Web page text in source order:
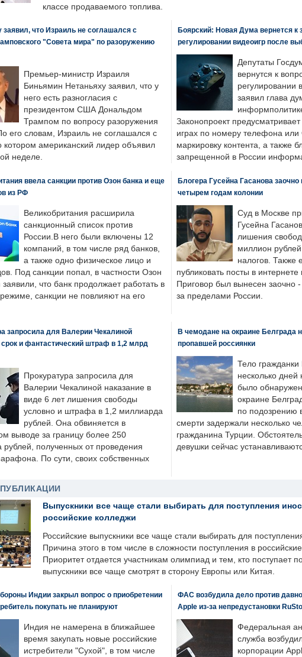
классе продаваемого топлива.
заявил, что Израиль не соглашался с
"Совета мира" по разоружению
Премьер-министр Израиля
Биньямин Нетаньяху заявил, что у
него есть разногласия с
президентом США Дональдом
Трампом по вопросу разоружения
его словам, Израиль не соглашался с
котором американский лидер объявил
неделе.
Боярский: Новая Дума вернется к
регулировании видеоигр после
Депутаты
вернутся к
регулировании
заявил глава
Законопроект
играх по номеру телефона или
маркировку контента, а также
запрещенной в России
ввела санкции против Озон банка и еще
из РФ
Великобритания расширила
санкционный список против
России.В него были включены 12
компаний, в том числе ряд банков,
а также одно физическое лицо и
Под санкции попал, в частности Озон
что банк продолжает работать в
санкции не повлияют на его
Блогера Гусейна Гасанова заочно
четырем годам колонии
Суд в Москве
Гусейна
лишения
миллион
налогов. Также
публиковать посты в интернете
Приговор был вынесен заочно
за пределами России.
запросила для Валерии Чекалиной
и фантастический штраф в 1,2 млрд
Прокуратура запросила для
Валерии Чекалиной наказание в
виде 6 лет лишения свободы
условно и штрафа в 1,2 миллиарда
рублей. Она обвиняется в
выводе за границу более 250
рублей, полученных от проведения
По сути, своих собственных
В чемодане на окраине Белграда
пропавшей россиянки
Тело
несколько
было
окраине
по подозрению
смерти задержали несколько
гражданина Турции.
девушки сейчас
Выпускники все чаще стали выбирать для поступления
российские колледжи
Российские выпускники все чаще стали выбирать для
Причина этого в том числе в сложности поступления в
Приоритет отдается участникам олимпиад и тем, кто поступает
выпускники все чаще смотрят в сторону Европы или Китая.
Индии закрыл вопрос о приобретении
покупать не планируют
Индия не намерена в ближайшее
время закупать новые российские
истребители "Сухой", в том числе
ФАС возбудила дело против
Apple из-за непредустановки
Федеральная
служба
корпорации